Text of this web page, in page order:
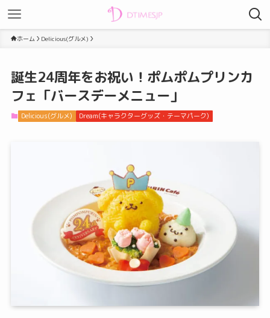
ホーム Delicious(グルメ)
誕生24周年をお祝い！ポムポムプリンカ
フェ「バースデーメニュー」
Delicious(グルメ) Dream(キャラクターグッズ・テーマパーク)